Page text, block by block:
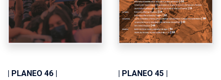
| PLANEO 46 |
| PLANEO 45 |